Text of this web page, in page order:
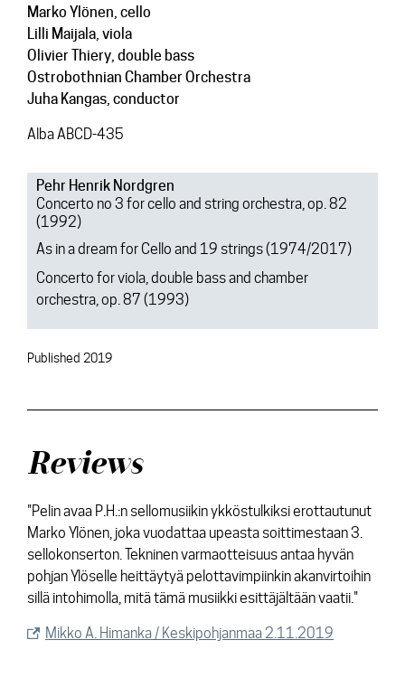
Marko Ylönen, cello
Lilli Maijala, viola
Olivier Thiery, double bass
Ostrobothnian Chamber Orchestra
Juha Kangas, conductor
Alba ABCD-435
Pehr Henrik Nordgren
Concerto no 3 for cello and string orchestra, op. 82
(1992)
As in a dream for Cello and 19 strings (1974/2017)
Concerto for viola, double bass and chamber
orchestra, op. 87 (1993)
Published 2019
Reviews
"Pelin avaa P.H.:n sellomusiikin ykköstulkiksi erottautunut
Marko Ylönen, joka vuodattaa upeasta soittimestaan 3.
sellokonserton. Tekninen varmaotteisuus antaa hyvän
pohjan Ylöselle heittäytyä pelottavimpiinkin akanvirtoihin
sillä intohimolla, mitä tämä musiikki esittäjältään vaatii."
Mikko A. Himanka / Keskipohjanmaa 2.11.2019